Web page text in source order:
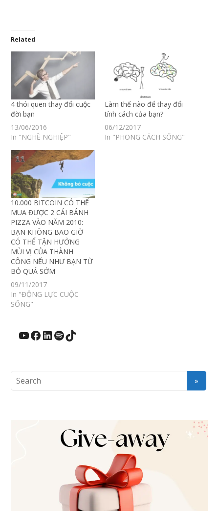
Related
4 thói quen thay đổi cuộc
đời bạn
13/06/2016
In "NGHỀ NGHIỆP"
Làm thế nào để thay đổi
tính cách của bạn?
06/12/2017
In "PHONG CÁCH SỐNG"
10.000 BITCOIN CÓ THỂ
MUA ĐƯỢC 2 CÁI BÁNH
PIZZA VÀO NĂM 2010:
BẠN KHÔNG BAO GIỜ
CÓ THỂ TẬN HƯỞNG
MÙI VỊ CỦA THÀNH
CÔNG NẾU NHƯ BẠN TỪ
BỎ QUÁ SỚM
09/11/2017
In "ĐỘNG LỰC CUỘC
SỐNG"
YouTube
Facebook
LinkedIn
Spotify
TikTok